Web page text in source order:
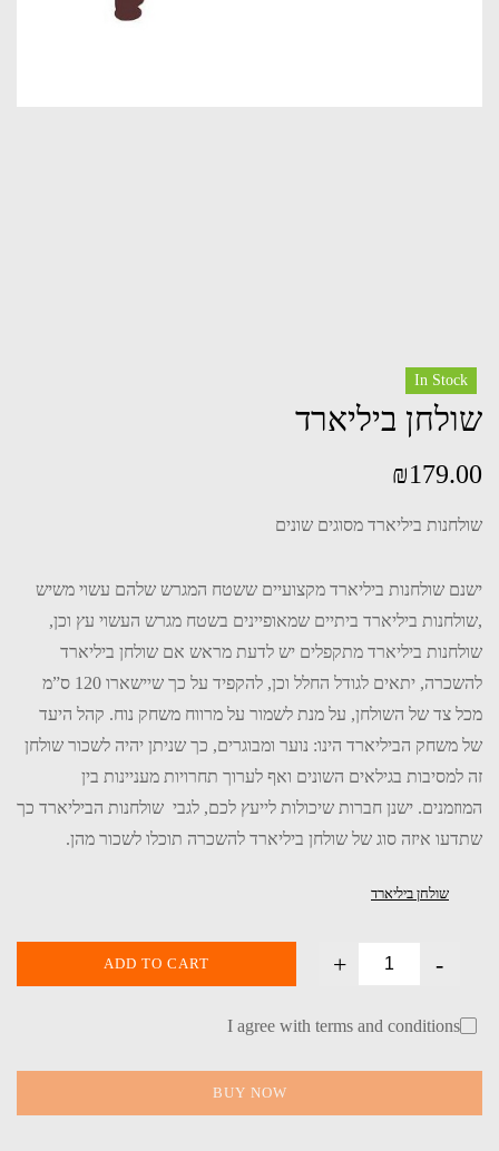
In Stock
שולחן ביליארד
₪179.00
שולחנות ביליארד מסוגים שונים
ישנם שולחנות ביליארד מקצועיים ששטח המגרש שלהם עשוי משיש
,שולחנות ביליארד ביתיים שמאופיינים בשטח מגרש העשוי עץ וכן,
שולחנות ביליארד מתקפלים יש לדעת מראש אם שולחן ביליארד
להשכרה, יתאים לגודל החלל וכן, להקפיד על כך שיישארו 120 ס”מ
מכל צד של השולחן, על מנת לשמור על מרווח משחק נוח. קהל היעד
של משחק הביליארד הינו: נוער ומבוגרים, כך שניתן יהיה לשכור שולחן
זה למסיבות בגילאים השונים ואף לערוך תחרויות מעניינות בין
המוזמנים. ישנן חברות שיכולות לייעץ לכם, לגבי שולחנות הביליארד כך
שתדעו איזה סוג של שולחן ביליארד להשכרה תוכלו לשכור מהן.
שולחן ביליארד
-
+
ADD TO CART
I agree with terms and conditions
BUY NOW